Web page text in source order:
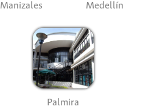
Manizales Medellín
Palmira